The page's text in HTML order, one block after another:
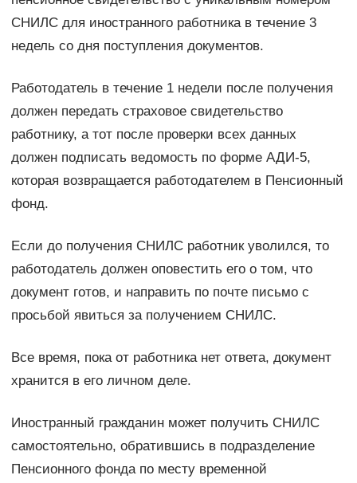
СНИЛС для иностранного работника в течение 3
недель со дня поступления документов.
Работодатель в течение 1 недели после получения
должен передать страховое свидетельство
работнику, а тот после проверки всех данных
должен подписать ведомость по форме АДИ-5,
которая возвращается работодателем в Пенсионный
фонд.
Если до получения СНИЛС работник уволился, то
работодатель должен оповестить его о том, что
документ готов, и направить по почте письмо с
просьбой явиться за получением СНИЛС.
Все время, пока от работника нет ответа, документ
хранится в его личном деле.
Иностранный гражданин может получить СНИЛС
самостоятельно, обратившись в подразделение
Пенсионного фонда по месту временной